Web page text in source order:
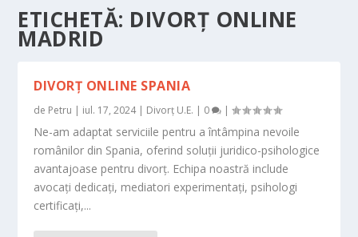
ETICHETĂ: DIVORȚ ONLINE
MADRID
DIVORȚ ONLINE SPANIA
de Petru | iul. 17, 2024| Divorț U.E. | 0 |
Ne-am adaptat serviciile pentru a întâmpina nevoile
românilor din Spania, oferind soluții juridico-psihologice
avantajoase pentru divorț. Echipa noastră include
avocați dedicați, mediatori experimentați, psihologi
certificați,...